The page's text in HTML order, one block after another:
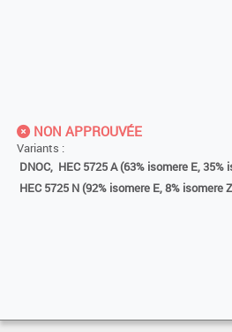
NON APPROUVÉE
Variants :
DNOC, HEC 5725 A (63% isomere E, 35%
HEC 5725 N (92% isomere E, 8% isomere